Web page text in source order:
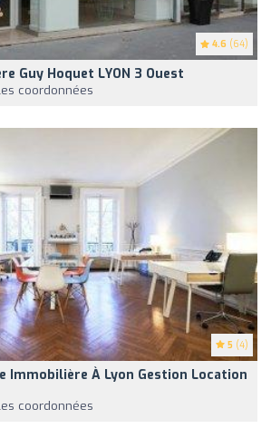
4.6 (64)
Guy Hoquet LYON 3 Ouest
coordonnées
5 (4)
Immobilière À Lyon Gestion Location
coordonnées